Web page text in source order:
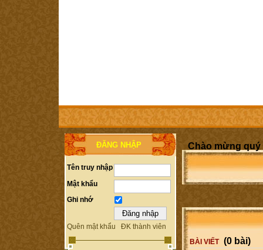
TRANG CHỦ THÀNH VIÊN TRỢ GIÚP LIÊN HỆ
ĐĂNG NHẬP
Tên truy nhập
Mật khẩu
Ghi nhớ
Quên mật khẩu ĐK thành viên
Chào mừng quý
BÀI VIẾT (0 bài)